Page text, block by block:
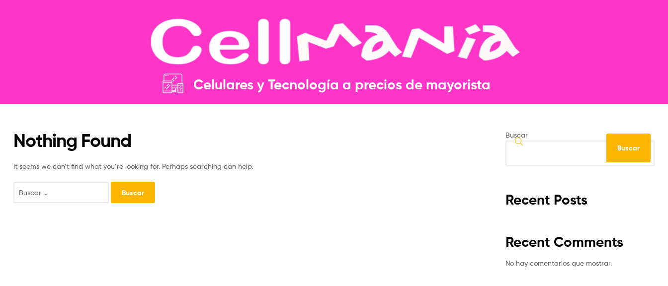
Celulares y Tecnología a precios de mayorista​​
Nothing Found
It seems we can’t find what you’re looking for. Perhaps searching can help.
Buscar
Buscar
Recent Posts
Recent Comments
No hay comentarios que mostrar.